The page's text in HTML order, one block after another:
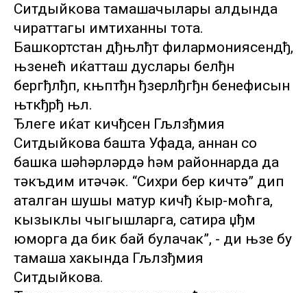
Ситдыйкова тамашачылары алдында
чираттагы имтиханны тота.
Башкортстан дђњлђт филармониясендђ,
њзенећ иќатташ дуслары белђн
бергђлђп, књптђн ђзерлђгђн бенефисын
њткђрђ њл.
Ђлеге иќат кичђсен Гљлзђмия
Ситдыйкова башта Уфада, аннан соң
башка шәһәрләрдә һәм районнарда да
тәкъдим итәчәк. “Сихри бер кичтә” дип
аталган шушы матур кичђ ќыр-моћга,
кызыклы чыгышларга, сатира џђм
юморга да бик бай булачак”, - ди њзе бу
тамаша хакында Гљлзђмия
Ситдыйкова.